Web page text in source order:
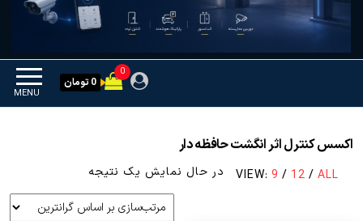
MENU
0
0 تومان
اکسس کنترل اثر انگشت حافظه دار
VIEW: 9 / 12 / ALL در حال نمایش یک نتیجه